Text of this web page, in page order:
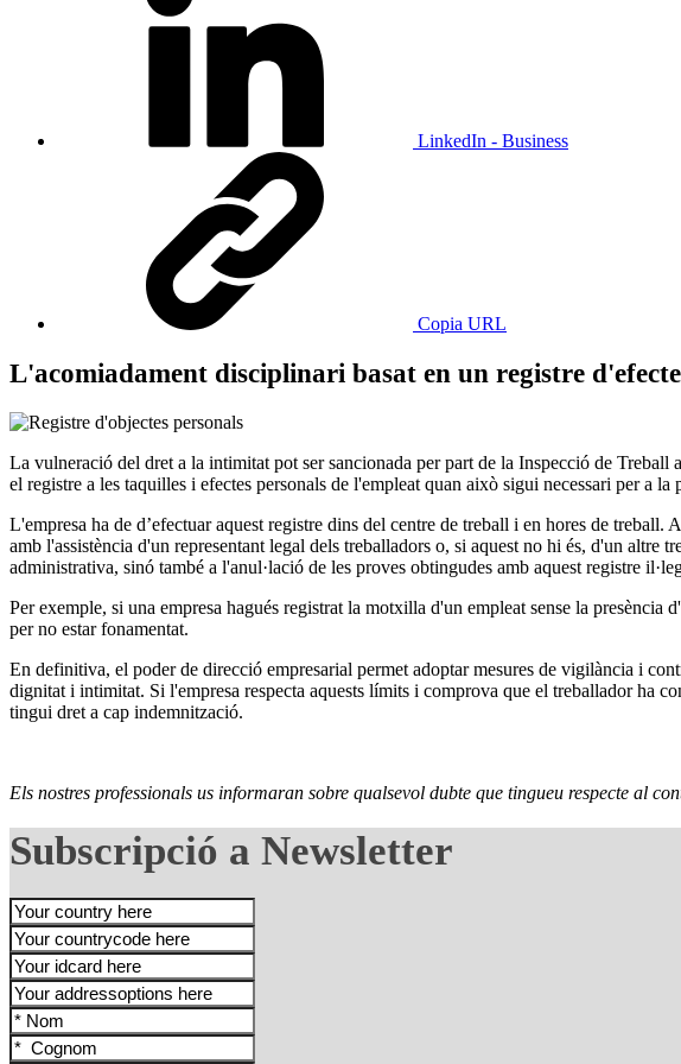
LinkedIn - Business
Copia URL
L'acomiadament disciplinari basat en un registre
La vulneració del dret a la intimitat pot ser sancionada per part de la Inspecció de
el registre a les taquilles i efectes personals de l'empleat quan això sigui necessari per a
L'empresa ha de d’efectuar aquest registre dins del centre de treball i en hores de
amb l'assistència d'un representant legal dels treballadors o, si aquest no hi és, d'un
administrativa, sinó també a l'anul·lació de les proves obtingudes amb aquest registre
Per exemple, si una empresa hagués registrat la motxilla d'un empleat sense la
per no estar fonamentat.
En definitiva, el poder de direcció empresarial permet adoptar mesures de vigilància i
dignitat i intimitat. Si l'empresa respecta aquests límits i comprova que el treballador ha
tingui dret a cap indemnització.
Els nostres professionals us informaran sobre qualsevol dubte que tingueu respecte al
Subscripció a Newsletter